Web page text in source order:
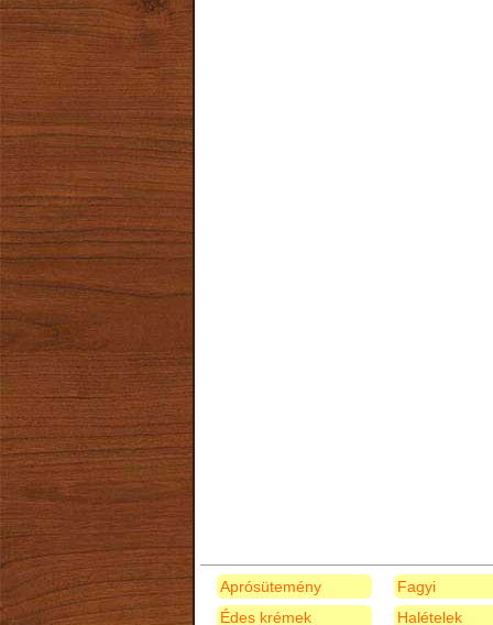
Aprósütemény
Édes krémek
Fagyi
Halételek